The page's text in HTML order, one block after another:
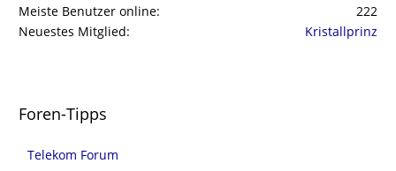
Meiste Benutzer online
222
Neuestes Mitglied
Kristallprinz
Foren-Tipps
Telekom Forum